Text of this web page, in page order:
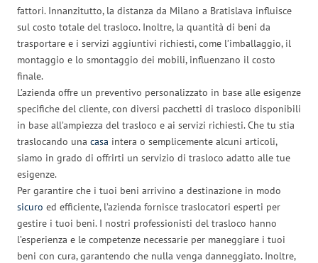
fattori. Innanzitutto, la distanza da Milano a Bratislava influisce
sul costo totale del trasloco. Inoltre, la quantità di beni da
trasportare e i servizi aggiuntivi richiesti, come l’imballaggio, il
montaggio e lo smontaggio dei mobili, influenzano il costo
finale.
L’azienda offre un preventivo personalizzato in base alle esigenze
specifiche del cliente, con diversi pacchetti di trasloco disponibili
in base all’ampiezza del trasloco e ai servizi richiesti. Che tu stia
traslocando una casa intera o semplicemente alcuni articoli,
siamo in grado di offrirti un servizio di trasloco adatto alle tue
esigenze.
Per garantire che i tuoi beni arrivino a destinazione in modo
sicuro ed efficiente, l’azienda fornisce traslocatori esperti per
gestire i tuoi beni. I nostri professionisti del trasloco hanno
l’esperienza e le competenze necessarie per maneggiare i tuoi
beni con cura, garantendo che nulla venga danneggiato. Inoltre,